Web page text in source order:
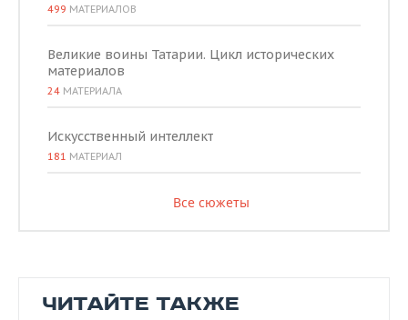
499 МАТЕРИАЛОВ
Великие воины Татарии. Цикл исторических
материалов
24 МАТЕРИАЛА
Искусственный интеллект
181 МАТЕРИАЛ
Все сюжеты
ЧИТАЙТЕ ТАКЖЕ